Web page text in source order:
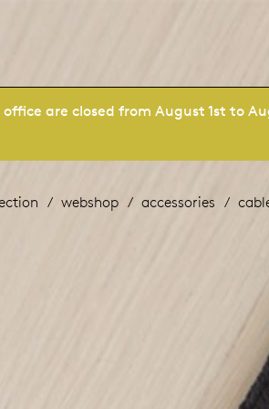
are closed from August 1st to
webshop accessories